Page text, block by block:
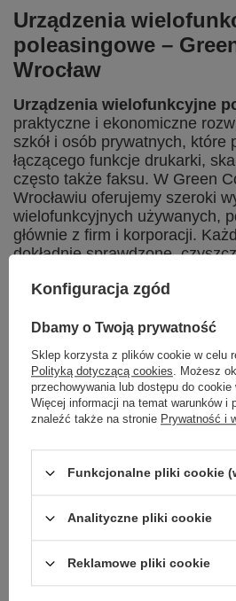
Urządzenia
poleasingowe –
Wrocław
Urządzenia wielofunkcyjne
praktyczne i ekonomiczne
szkół i osób prywatnych, które
łączącego funkcje drukarki,
często także faksu. W Green
Wrocławiu oferujemy szeroki
wielofunkcyjnych używanych,
głównie z firm i korporacji.
dokładnie sprawdzone,
niezawodność i wysoką jakość
Czytaj więcej
Polecamy
Konfiguracja zgód
Dbamy o Twoją prywatność
Sklep korzysta z plików cookie w celu
Polityką dotyczącą cookies. Możesz
przechowywania lub dostępu do cookie
Więcej informacji na temat warunków i
znaleźć także na stronie Prywatność i
Funkcjonalne pliki cookie
Analityczne pliki cookie
Reklamowe pliki cookie